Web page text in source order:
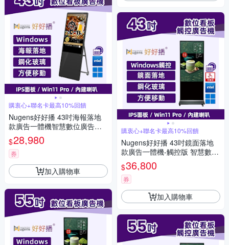
購衷心+聯名卡最高10%回饋
Nugens好好播 43吋海報落地
款廣告一體機智慧數位廣告看
板電子海報
$28,980
券
加入購物車
購衷心+聯名卡最高10%回饋
Nugens好好播 43吋鏡面落地
款廣告一體機-觸控版 智慧數位
廣告看板電子海報
$36,800
券
加入購物車